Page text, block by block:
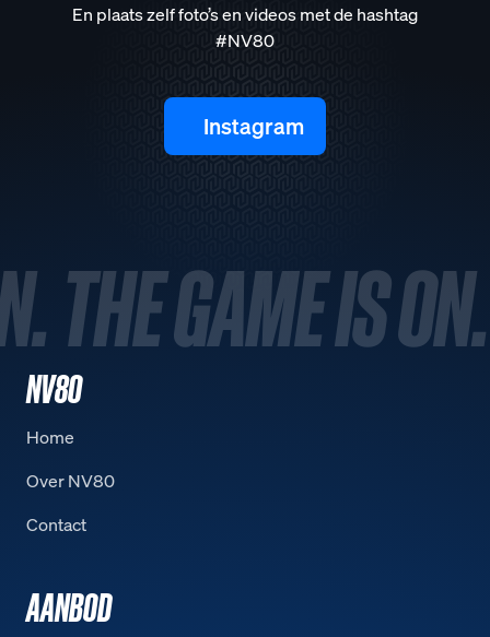
En plaats zelf foto’s en videos met de hashtag
#NV80
Instagram
THE GAME IS ON.
NV80
Home
Over NV80
Contact
AANBOD